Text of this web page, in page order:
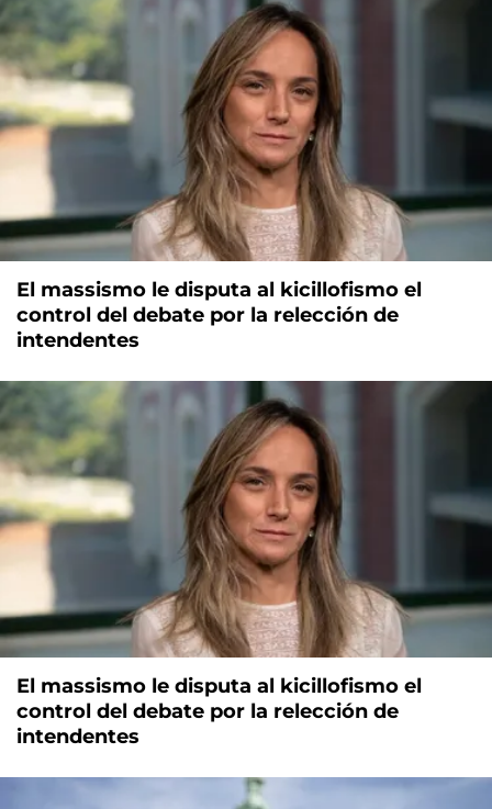
El massismo le disputa al kicillofismo el
control del debate por la relección de
intendentes
El massismo le disputa al kicillofismo el
control del debate por la relección de
intendentes